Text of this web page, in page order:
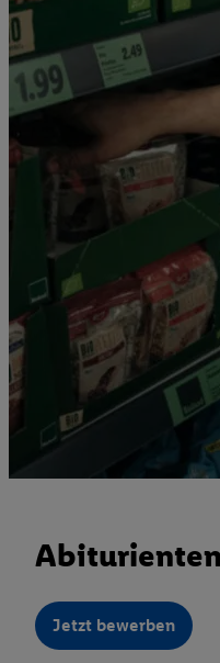
Jetzt bewerben